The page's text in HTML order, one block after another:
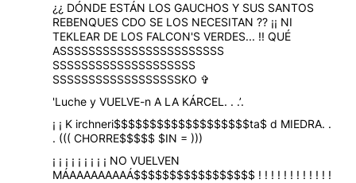
¿¿ DÓNDE ESTÁN LOS GAUCHOS Y SUS SANTOS
REBENQUES CDO SE LOS NECESITAN ?? ¡¡ NI
TEKLEAR DE LOS FALCON'S VERDES... !! QUÉ
ASSSSSSSSSSSSSSSSSSSSSSS
SSSSSSSSSSSSSSSSSSSS
SSSSSSSSSSSSSSSSSSKO ✞
'Luche y VUELVE-n A LA KÁRCEL. . .’.
¡ ¡ K irchneri$$$$$$$$$$$$$$$$$$$ta$ d MIEDRA. .
. ((( CHORRE$$$$$ $IN = )))
¡ ¡ ¡ ¡ ¡ ¡ ¡ ¡ ¡ NO VUELVEN
MÁAAAAAAAAÁ$$$$$$$$$$$$$$$$$ ! ! ! ! ! ! ! ! ! ! ! !